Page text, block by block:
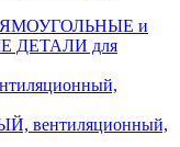
и
для
вентиляционный,